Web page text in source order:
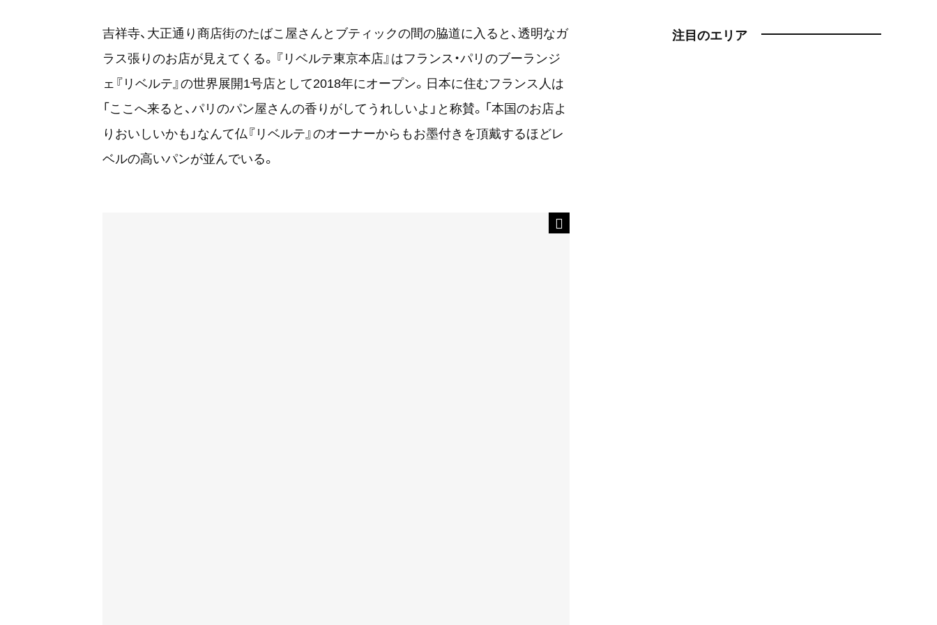
吉祥寺、大正通り商店街のたばこ屋さんとブティックの間の脇道に入ると、透明なガ
ラス張りのお店が見えてくる。『リベルテ東京本店』はフランス・パリのブーランジ
ェ『リベルテ』の世界展開1号店として2018年にオープン。日本に住むフランス人は
「ここへ来ると、パリのパン屋さんの香りがしてうれしいよ」と称賛。「本国のお店よ
りおいしいかも」なんて仏『リベルテ』のオーナーからもお墨付きを頂戴するほどレ
ベルの高いパンが並んでいる。
注目のエリア